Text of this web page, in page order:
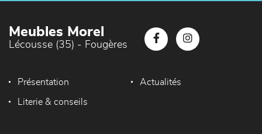
Meubles Morel
Lécousse (35) - Fougères
Présentation Actualités
Literie & conseils